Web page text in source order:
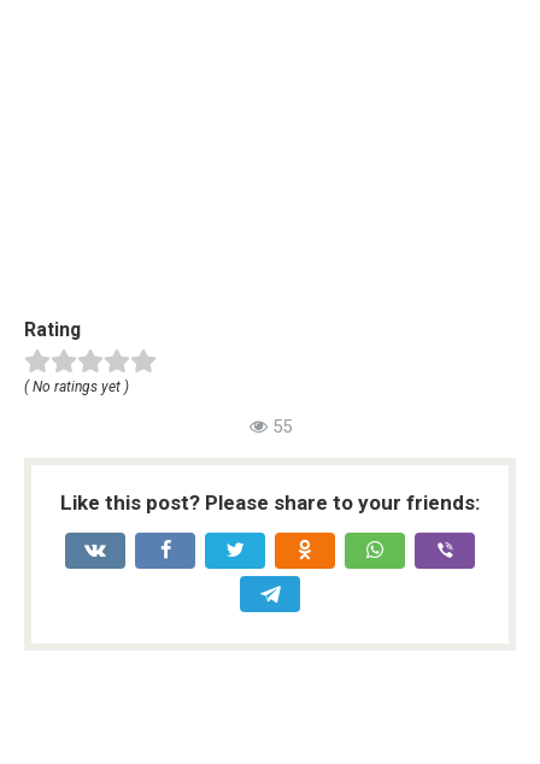
Rating
( No ratings yet )
55
Like this post? Please share to your friends: